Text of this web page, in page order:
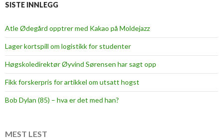
o
t
SISTE INNLEGG
Atle Ødegård opptrer med Kakao på Moldejazz
Lager kortspill om logistikk for studenter
Høgskoledirektør Øyvind Sørensen har sagt opp
Fikk forskerpris for artikkel om utsatt hogst
Bob Dylan (85) – hva er det med han?
MEST LEST